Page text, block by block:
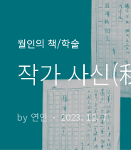
월인의 책/학술
작가 사신(
by 연인 2023. 12. 7.